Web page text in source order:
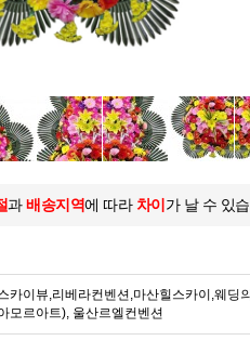
과배송지역에 따라 차이 가 날 수 있
카이뷰,리베라컨벤션,마산힐스카이,웨딩
모르아트), 울산르엘컨벤션